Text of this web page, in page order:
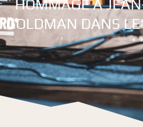
HOMMAGE À
GOLDMAN DANS